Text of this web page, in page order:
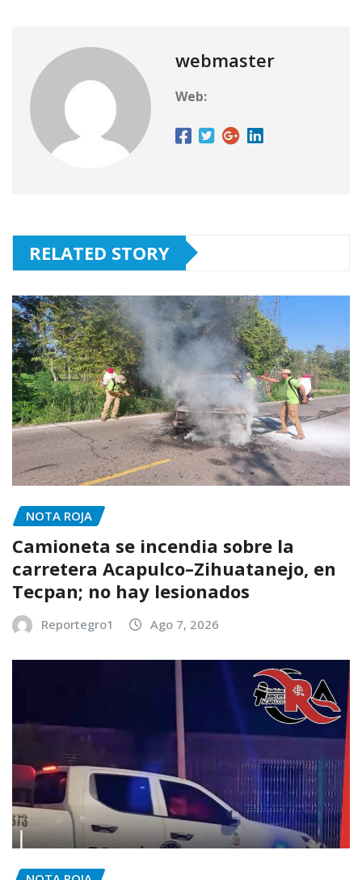
webmaster
Web:
RELATED STORY
NOTA ROJA
Camioneta se incendia sobre la
carretera Acapulco–Zihuatanejo, en
Tecpan; no hay lesionados
Reportegro1 Ago 7, 2026